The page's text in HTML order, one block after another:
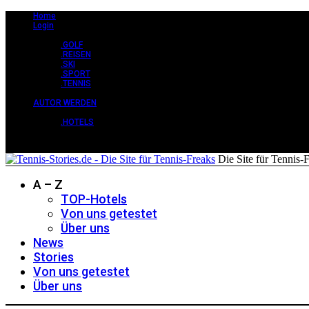
Home
Login
.GOLF
.REISEN
.SKI
.SPORT
.TENNIS
AUTOR WERDEN
.HOTELS
Die Site für Tennis-
A – Z
TOP-Hotels
Von uns getestet
Über uns
News
Stories
Von uns getestet
Über uns